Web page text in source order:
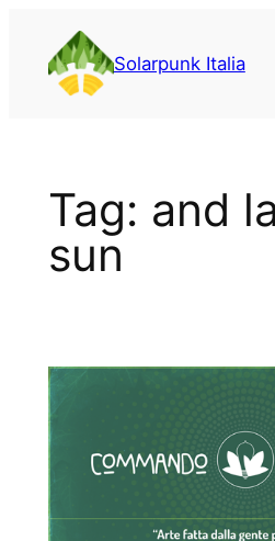
contenuto
Solarpunk Italia
Tag: and
sun